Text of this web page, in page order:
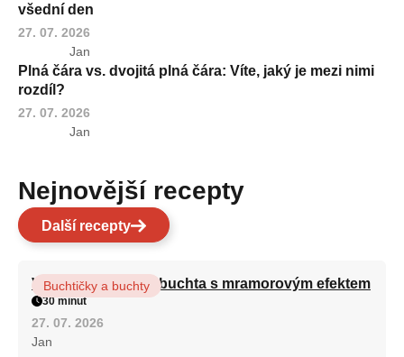
všední den
27. 07. 2026
Jan
Plná čára vs. dvojitá plná čára: Víte, jaký je mezi nimi
rozdíl?
27. 07. 2026
Jan
Nejnovější recepty
Další recepty
Vláčná olejová litá buchta s mramorovým efektem
Buchtičky a buchty
30 minut
27. 07. 2026
Jan